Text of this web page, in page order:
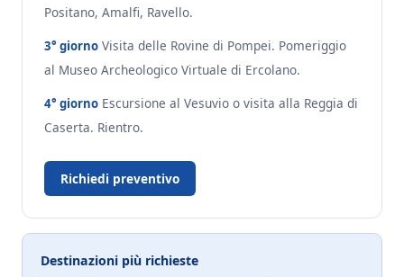
Positano, Amalfi, Ravello.
3° giorno Visita delle Rovine di Pompei. Pomeriggio
al Museo Archeologico Virtuale di Ercolano.
4° giorno Escursione al Vesuvio o visita alla Reggia di
Caserta. Rientro.
Richiedi preventivo
Destinazioni più richieste